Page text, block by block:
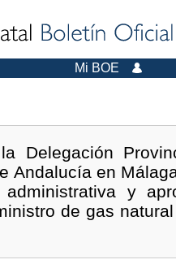
Mi BOE
Delegación
Andalucía en
y
de gas